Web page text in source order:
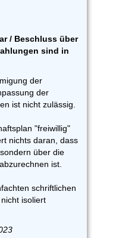
/ Beschluss über
sind in
der
der
ist nicht zulässig.
"freiwillig"
nichts daran, dass
über die
ist.
schriftlichen
isoliert